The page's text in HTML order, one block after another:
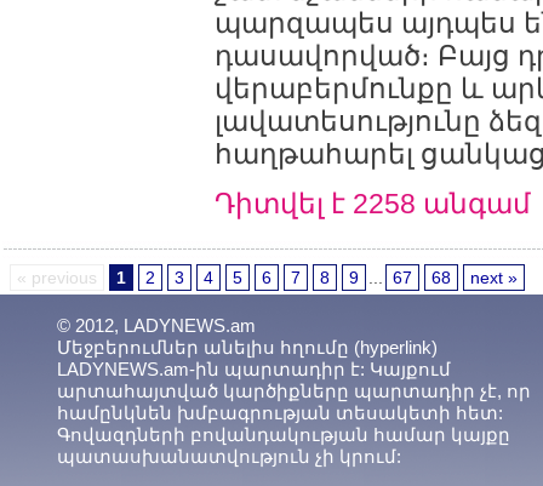
պարզապես այդպես
դասավորված։ Բայց
վերաբերմունքը և
լավատեսությունը
հաղթահարել
Դիտվել է 2258 անգամ
« previous 1 2 3 4 5 6 7 8 9 67 68 next »
© 2012, LADYNEWS.am
Մեջբերումներ անելիս հղումը (hyperlink)
LADYNEWS.am-ին պարտադիր է: Կայքում
արտահայտված կարծիքները պարտադիր չէ, որ
համընկնեն խմբագրության տեսակետի հետ:
Գովազդների բովանդակության համար կայքը
պատասխանատվություն չի կրում: